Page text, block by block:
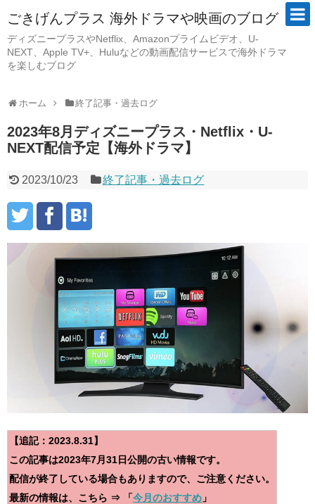
ごきげんプラス 海外ドラマや映画のブログ
ディズニープラスやNetflix、Amazonプライムビデオ、U-
NEXT、Apple TV+、Huluなどの動画配信サービスで海外ドラマ
を楽しむブログ
ホーム 終了記事・過去ログ
2023年8月ディズニープラス・Netflix・U-
NEXT配信予定【海外ドラマ】
2023/10/23 終了記事・過去ログ
【追記：2023.8.31】
この記事は2023年7月31日公開の古い情報です。
配信が終了している場合もありますので、ご注意ください。
最新の情報は、こちら ⇒ 「今月のおすすめ 」